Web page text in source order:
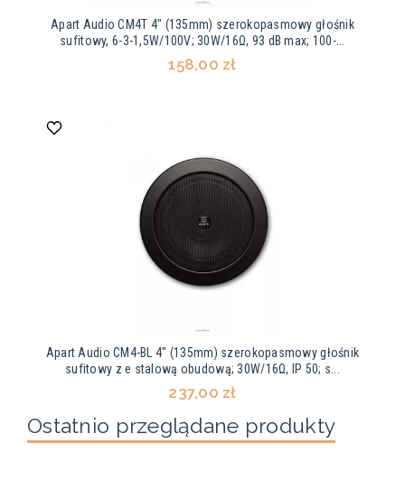
Apart Audio CM4T 4" (135mm) szerokopasmowy głośnik
sufitowy, 6-3-1,5W/100V; 30W/16Ω, 93 dB max; 100-...
158,00 zł
Apart Audio CM4-BL 4" (135mm) szerokopasmowy głośnik
sufitowy z e stalową obudową; 30W/16Ω, IP 50; s...
237,00 zł
Ostatnio przeglądane produkty